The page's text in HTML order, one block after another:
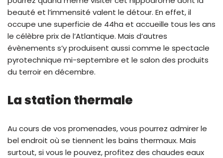
beauté et l’immensité valent le détour. En effet, il
occupe une superficie de 44ha et accueille tous les ans
le célèbre prix de l’Atlantique. Mais d’autres
évènements s’y produisent aussi comme le spectacle
pyrotechnique mi-septembre et le salon des produits
du terroir en décembre.
La station thermale
Au cours de vos promenades, vous pourrez admirer le
bel endroit où se tiennent les bains thermaux. Mais
surtout, si vous le pouvez, profitez des chaudes eaux